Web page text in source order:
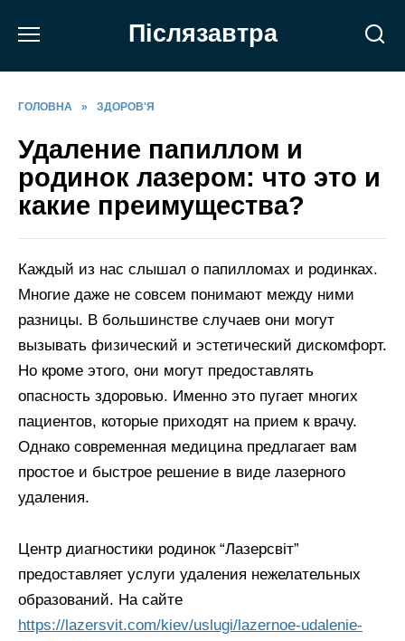
Післязавтра
ГОЛОВНА » ЗДОРОВ'Я
Удаление папиллом и
родинок лазером: что это и
какие преимущества?
Каждый из нас слышал о папилломах и родинках.
Многие даже не совсем понимают между ними
разницы. В большинстве случаев они могут
вызывать физический и эстетический дискомфорт.
Но кроме этого, они могут предоставлять
опасность здоровью. Именно это пугает многих
пациентов, которые приходят на прием к врачу.
Однако современная медицина предлагает вам
простое и быстрое решение в виде лазерного
удаления.
Центр диагностики родинок “Лазерсвiт”
предоставляет услуги удаления нежелательных
образований. На сайте
https://lazersvit.com/kiev/uslugi/lazernoe-udalenie-